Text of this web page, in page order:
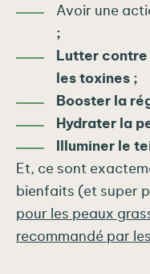
Avoir une
;
Lutter
les toxines ;
Booster la
Hydrater la
Illuminer le
Et, ce sont
bienfaits (et super
pour les peaux
recommandé par